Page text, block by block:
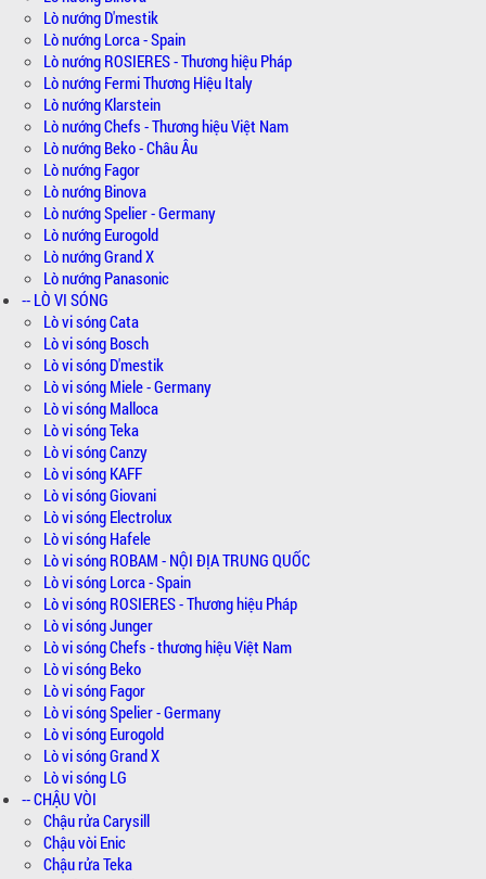
Lò nướng D'mestik
Lò nướng Lorca - Spain
Lò nướng ROSIERES - Thương hiệu Pháp
Lò nướng Fermi Thương Hiệu Italy
Lò nướng Klarstein
Lò nướng Chefs - Thương hiệu Việt Nam
Lò nướng Beko - Châu Âu
Lò nướng Fagor
Lò nướng Binova
Lò nướng Spelier - Germany
Lò nướng Eurogold
Lò nướng Grand X
Lò nướng Panasonic
-- LÒ VI SÓNG
Lò vi sóng Cata
Lò vi sóng Bosch
Lò vi sóng D'mestik
Lò vi sóng Miele - Germany
Lò vi sóng Malloca
Lò vi sóng Teka
Lò vi sóng Canzy
Lò vi sóng KAFF
Lò vi sóng Giovani
Lò vi sóng Electrolux
Lò vi sóng Hafele
Lò vi sóng ROBAM - NỘI ĐỊA TRUNG QUỐC
Lò vi sóng Lorca - Spain
Lò vi sóng ROSIERES - Thương hiệu Pháp
Lò vi sóng Junger
Lò vi sóng Chefs - thương hiệu Việt Nam
Lò vi sóng Beko
Lò vi sóng Fagor
Lò vi sóng Spelier - Germany
Lò vi sóng Eurogold
Lò vi sóng Grand X
Lò vi sóng LG
-- CHẬU VÒI
Chậu rửa Carysill
Chậu vòi Enic
Chậu rửa Teka